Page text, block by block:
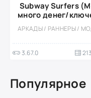
Subway Surfers
много денег/
открыты все
персонажи)
3.67.0
Популярное